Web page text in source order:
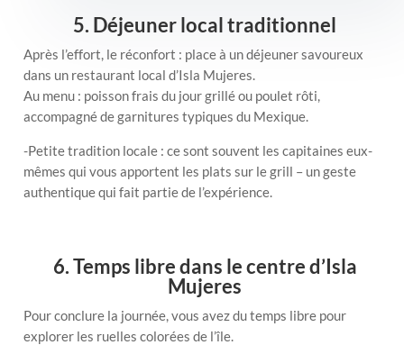
5. Déjeuner local traditionnel
Après l’effort, le réconfort : place à un déjeuner savoureux
dans un restaurant local d’Isla Mujeres.
Au menu : poisson frais du jour grillé ou poulet rôti,
accompagné de garnitures typiques du Mexique.
-Petite tradition locale : ce sont souvent les capitaines eux-
mêmes qui vous apportent les plats sur le grill – un geste
authentique qui fait partie de l’expérience.
6. Temps libre dans le centre d’Isla
Mujeres
Pour conclure la journée, vous avez du temps libre pour
explorer les ruelles colorées de l’île.